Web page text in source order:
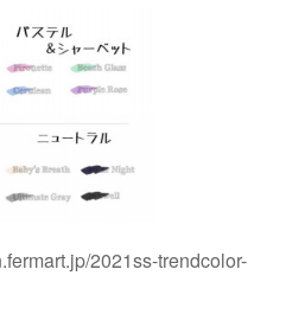
2021ss-trendcolor-